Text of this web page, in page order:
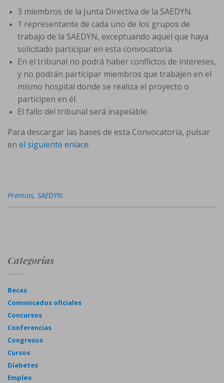
3 miembros de la Junta Directiva de la SAEDYN.
1 representante de cada uno de los grupos de
trabajo de la SAEDYN, exceptuando aquel que haya
solicitado participar en esta convocatoria.
En el tribunal no podrá haber conflictos de intereses,
y no podrán participar miembros que trabajen en el
mismo hospital donde se realiza el proyecto o
participen en él.
El fallo del tribunal será inapelable.
Para descargar las bases de esta Convocatoria, pulsar
en el siguiente enlace.
Premios, SAEDYN.
Categorías
Becas
Comunicados oficiales
Concursos
Conferencias
Congresos
Cursos
Diabetes
Empleo